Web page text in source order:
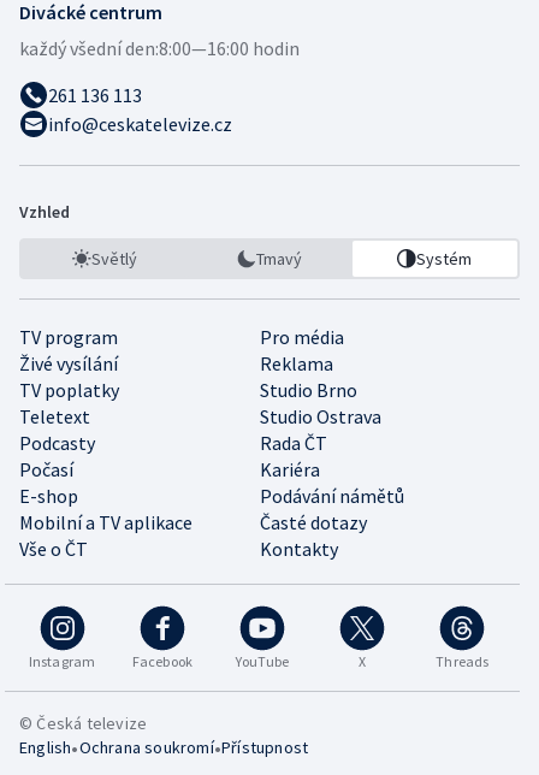
Divácké centrum
každý všední den:8:00—16:00 hodin
261 136 113
info@ceskatelevize.cz
Vzhled
Světlý Tmavý Systém
TV program
Pro média
Živé vysílání
Reklama
TV poplatky
Studio Brno
Teletext
Studio Ostrava
Podcasty
Rada ČT
Počasí
Kariéra
E-shop
Podávání námětů
Mobilní a TV aplikace
Časté dotazy
Vše o ČT
Kontakty
Instagram Facebook YouTube X Threads
© Česká televize
English•Ochrana soukromí•Přístupnost